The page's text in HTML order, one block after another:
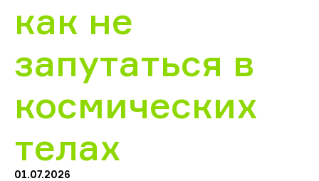
как не
запутаться в
космических
телах
01.07.2026